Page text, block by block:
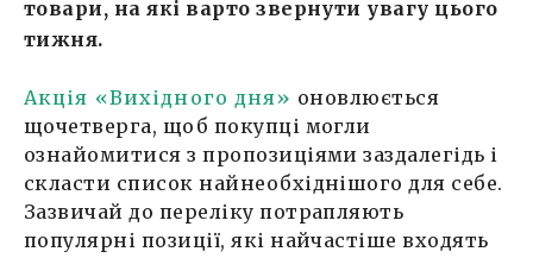
товари, на які варто звернути увагу цього
тижня.
Акція «Вихідного дня» оновлюється
щочетверга, щоб покупці могли
ознайомитися з пропозиціями заздалегідь і
скласти список найнеобхіднішого для себе.
Зазвичай до переліку потрапляють
популярні позиції, які найчастіше входять